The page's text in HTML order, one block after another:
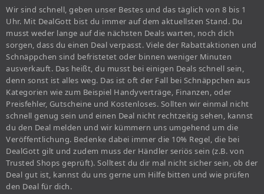
Wir sind schnell, geben unser Bestes und das täglich von 8 bis 1
Uhr. Mit DealGott bist du immer auf dem aktuellsten Stand. Du
musst weder lange auf die nächsten Deals warten, noch dich
sorgen, dass du einen Deal verpasst. Viele der Rabattaktionen und
Schnäppchen sind befristetet oder binnen weniger Minuten
ausverkauft. Das heißt, du musst bei einigen Deals schnell sein,
denn sonst ist alles weg. Das ist oft der Fall bei Schnäppchen aus
Kategorien wie zum Beispiel Handyverträge, Finanzen, oder
Preisfehler, Gutscheine und Kostenloses. Sollten wir einmal nicht
schnell genug sein und einen Deal nicht rechtzeitig sehen, kannst
du den Deal melden und wir kümmern uns umgehend um die
Veröffentlichung. Bedenke dabei immer die 10% Regel, die bei
DealGott gilt und zudem muss der Händler seriös sein (z.B. von
Trusted Shops geprüft). Solltest du dir mal nicht sicher sein, ob der
Deal gut ist, kannst du uns gerne um Hilfe bitten und wie prüfen
den Deal für dich.